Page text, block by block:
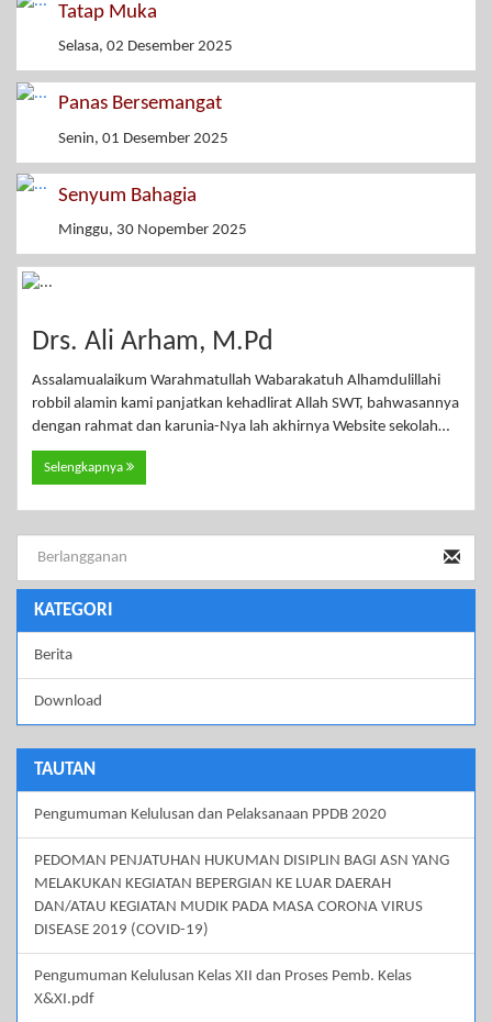
Tatap Muka
Selasa, 02 Desember 2025
Panas Bersemangat
Senin, 01 Desember 2025
Senyum Bahagia
Minggu, 30 Nopember 2025
Drs. Ali Arham, M.Pd
Assalamualaikum Warahmatullah Wabarakatuh Alhamdulillahi
robbil alamin kami panjatkan kehadlirat Allah SWT, bahwasannya
dengan rahmat dan karunia-Nya lah akhirnya Website sekolah…
Selengkapnya
KATEGORI
Berita
Download
TAUTAN
Pengumuman Kelulusan dan Pelaksanaan PPDB 2020
PEDOMAN PENJATUHAN HUKUMAN DISIPLIN BAGI ASN YANG
MELAKUKAN KEGIATAN BEPERGIAN KE LUAR DAERAH
DAN/ATAU KEGIATAN MUDIK PADA MASA CORONA VIRUS
DISEASE 2019 (COVID-19)
Pengumuman Kelulusan Kelas XII dan Proses Pemb. Kelas
X&XI.pdf